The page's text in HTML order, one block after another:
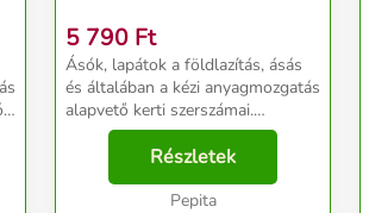
5 790 Ft
Ásók, lapátok a földlazítás, ásás
és általában a kézi anyagmozgatás
alapvető kerti szerszámai.
Alkalmas a ház körüli munkák
elvégzésére, virágok, bokrok, fák
ültetésére. A földdarab
elválasztása me...
Részletek
Pepita